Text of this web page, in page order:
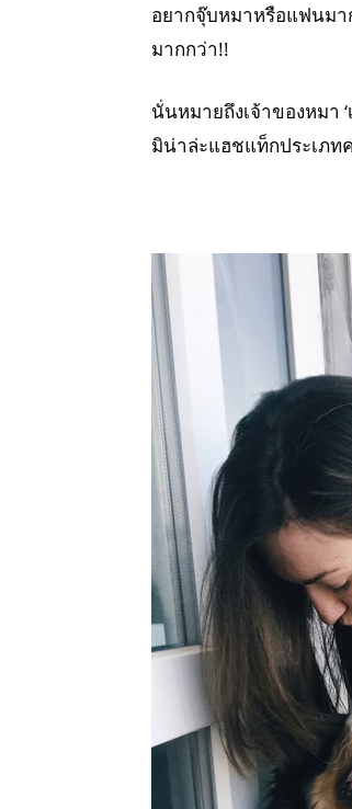
อยากจุ๊บหมาหรือแฟนมา
มากกว่า!!
นั่นหมายถึงเจ้าของหมา
มิน่าล่ะแฮชแท็กประเภท